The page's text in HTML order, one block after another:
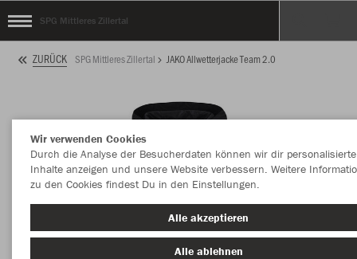
SPG Mittleres Zillertal
ZURÜCK SPG Mittleres Zillertal JAKO Allwetterjacke Team 2.0
Wir verwenden Cookies
Durch die Analyse der Besucherdaten können wir dir personalisierte
Inhalte anzeigen und unsere Website verbessern. Weitere
zu den Cookies findest Du in den Einstellungen.
Alle akzeptieren
Alle ablehnen